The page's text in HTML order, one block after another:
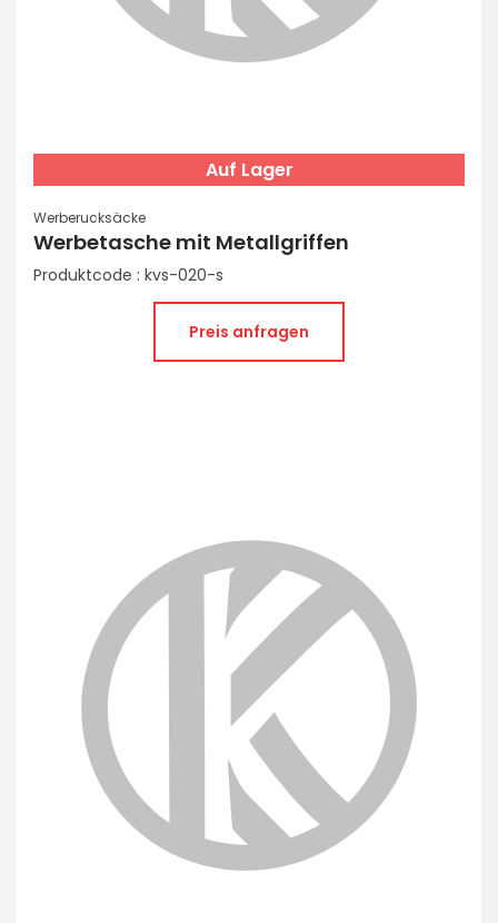
Auf Lager
Werberucksäcke
Werbetasche mit Metallgriffen
Produktcode : kvs-020-s
Preis anfragen